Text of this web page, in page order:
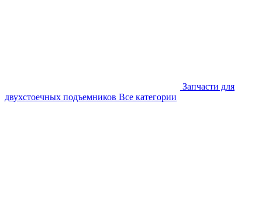
Запчасти для
двухстоечных подъемников Все категории